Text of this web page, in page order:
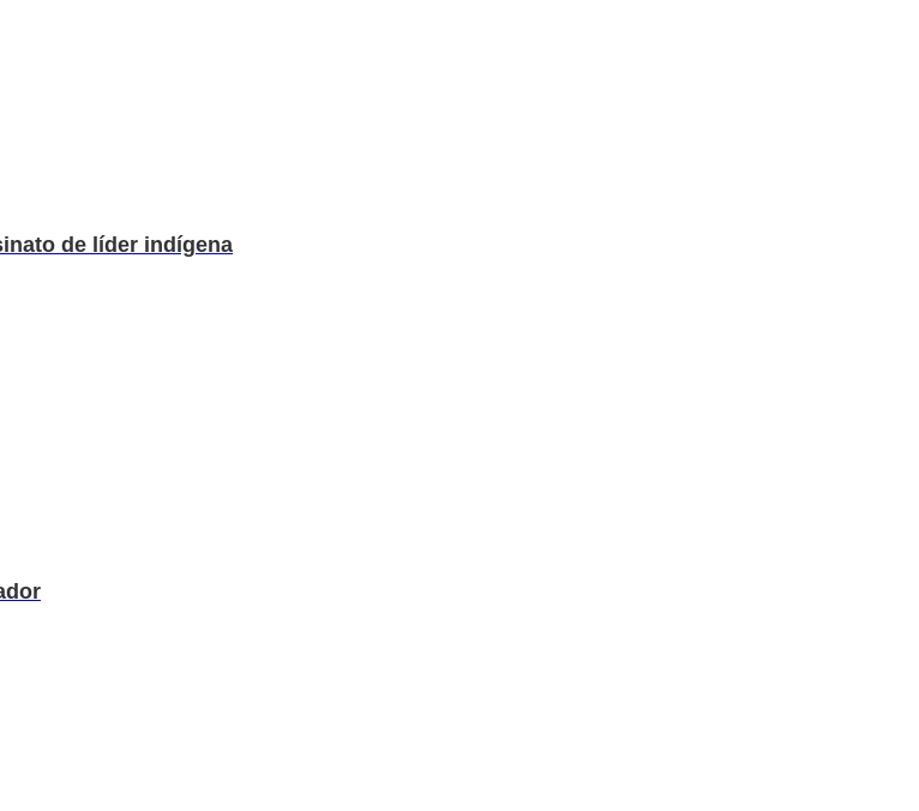
de líder indígena